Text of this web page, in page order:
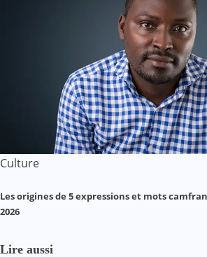
Culture
Les origines de 5 expressions et mots
2026
Lire aussi